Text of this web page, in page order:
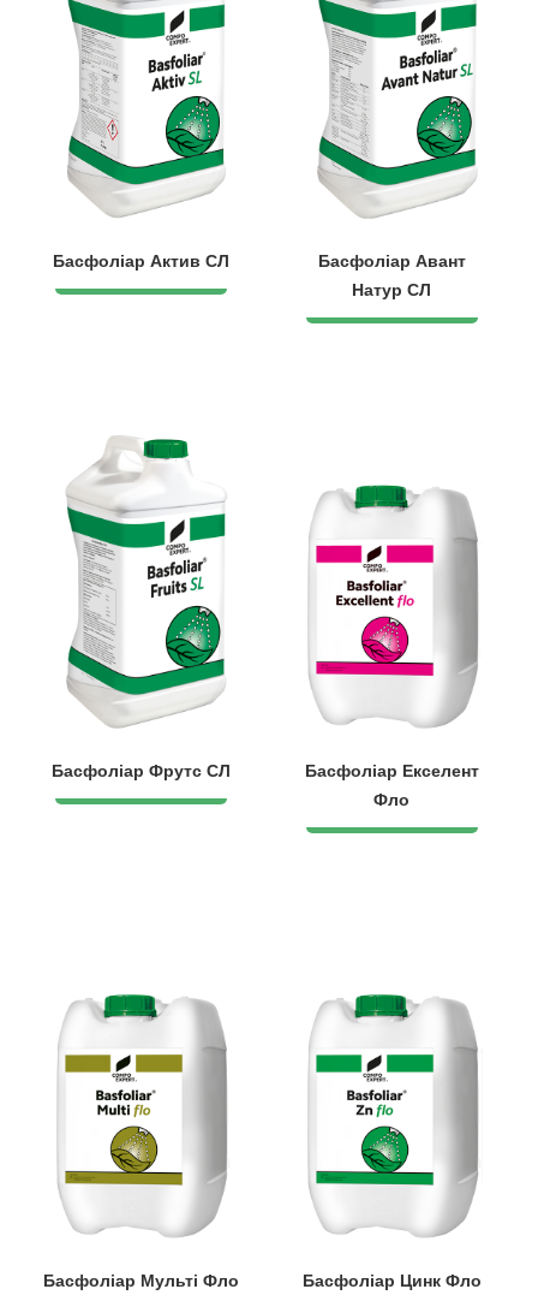
Басфоліар Актив СЛ
Басфоліар Авант
Натур СЛ
Басфоліар Фрутс СЛ
Басфоліар Екселент
Фло
Басфоліар Мульті Фло Басфоліар Цинк Фло